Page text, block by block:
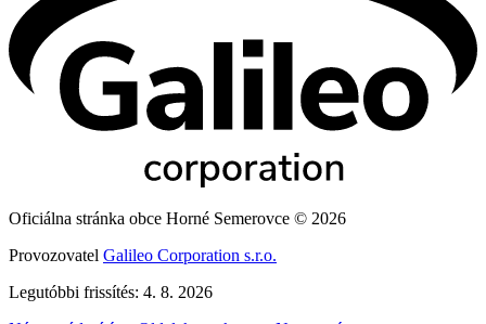
Oficiálna stránka obce Horné Semerovce © 2026
Provozovatel Galileo Corporation s.r.o.
Legutóbbi frissítés: 4. 8. 2026